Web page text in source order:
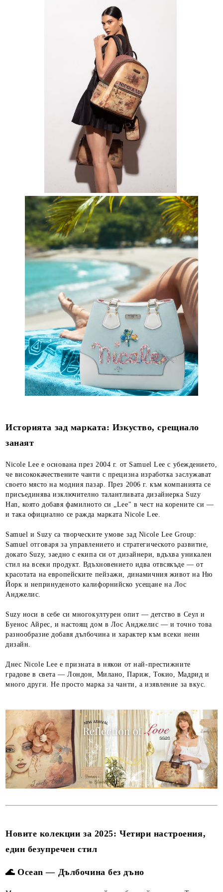
Историята зад марката: Изкуство, срещнало
занаят
Nicole Lee е основана през 2004 г. от Samuel Lee с убеждението,
че висококачествените чанти с прецизна изработка заслужават
своето място на модния пазар. През 2006 г. към компанията се
присъединява изключително талантливата дизайнерка Suzy
Han, която добавя фамилното си „Lee" в чест на корените си —
и така официално се ражда марката Nicole Lee.
Samuel и Suzy са творческите умове зад Nicole Lee Group:
Samuel отговаря за управлението и стратегическото развитие,
докато Suzy, заедно с екипа си от дизайнери, вдъхва уникален
стил на всеки продукт. Вдъхновението идва отвсякъде — от
красотата на европейските пейзажи, динамичния живот на Ню
Йорк и непринуденото калифорнийско усещане на Лос
Анджелис.
Suzy носи в себе си многокултурен опит — детство в Сеул и
Буенос Айрес, и настоящ дом в Лос Анджелис — и точно това
разнообразие добавя дълбочина и характер към всеки неин
дизайн.
Днес Nicole Lee е призната в някои от най-престижните
градове в света — Лондон, Милано, Париж, Токио, Мадрид и
много други. Не просто марка за чанти, а изявление за вкус.
Новите колекции за 2025: Четири настроения,
един безупречен стил
🌊 Ocean — Дълбочина без дъно